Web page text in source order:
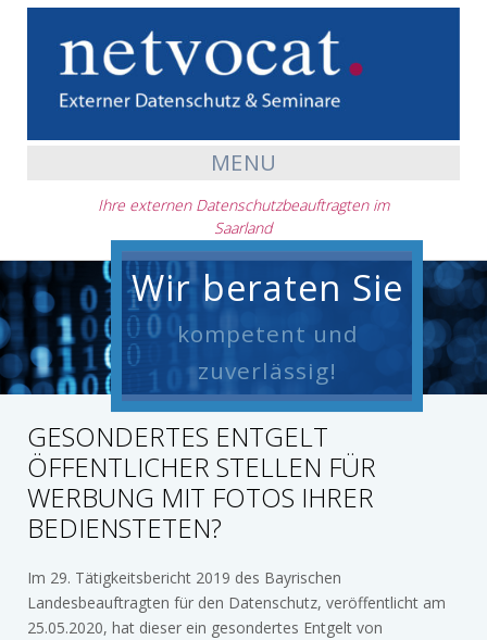
MENU
Ihre externen Datenschutzbeauftragten im
Saarland
Wir beraten Sie
kompetent und
zuverlässig!
GESONDERTES ENTGELT
ÖFFENTLICHER STELLEN FÜR
WERBUNG MIT FOTOS IHRER
BEDIENSTETEN?
Im 29. Tätigkeitsbericht 2019 des Bayrischen
Landesbeauftragten für den Datenschutz, veröffentlicht am
25.05.2020, hat dieser ein gesondertes Entgelt von